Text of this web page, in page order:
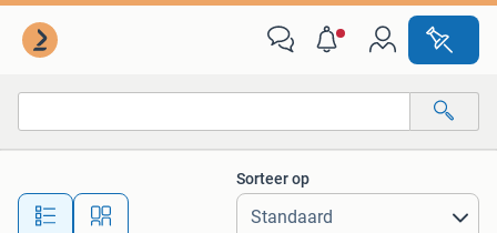
Alle afstanden…
Sorteer op